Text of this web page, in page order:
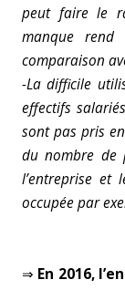
peut faire le
manque rend
comparaison
-La difficile
effectifs
sont pas pris
du nombre de
l’entreprise et
occupée par
⇒ En 2016,